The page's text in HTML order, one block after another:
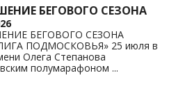
БЕГОВОГО СЕЗОНА
БЕГОВОГО СЕЗОНА
ПОДМОСКОВЬЯ» 25 июля в
Олега Степанова
полумарафоном ...